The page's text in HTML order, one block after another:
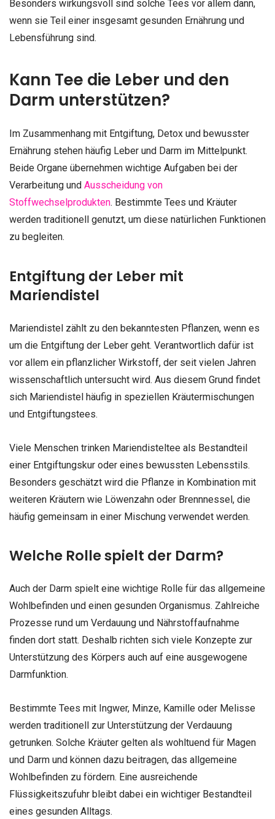
Besonders wirkungsvoll sind solche Tees vor allem dann,
wenn sie Teil einer insgesamt gesunden Ernährung und
Lebensführung sind.
Kann Tee die Leber und den
Darm unterstützen?
Im Zusammenhang mit Entgiftung, Detox und bewusster
Ernährung stehen häufig Leber und Darm im Mittelpunkt.
Beide Organe übernehmen wichtige Aufgaben bei der
Verarbeitung und Ausscheidung von
Stoffwechselprodukten. Bestimmte Tees und Kräuter
werden traditionell genutzt, um diese natürlichen Funktionen
zu begleiten.
Entgiftung der Leber mit
Mariendistel
Mariendistel zählt zu den bekanntesten Pflanzen, wenn es
um die Entgiftung der Leber geht. Verantwortlich dafür ist
vor allem ein pflanzlicher Wirkstoff, der seit vielen Jahren
wissenschaftlich untersucht wird. Aus diesem Grund findet
sich Mariendistel häufig in speziellen Kräutermischungen
und Entgiftungstees.
Viele Menschen trinken Mariendisteltee als Bestandteil
einer Entgiftungskur oder eines bewussten Lebensstils.
Besonders geschätzt wird die Pflanze in Kombination mit
weiteren Kräutern wie Löwenzahn oder Brennnessel, die
häufig gemeinsam in einer Mischung verwendet werden.
Welche Rolle spielt der Darm?
Auch der Darm spielt eine wichtige Rolle für das allgemeine
Wohlbefinden und einen gesunden Organismus. Zahlreiche
Prozesse rund um Verdauung und Nährstoffaufnahme
finden dort statt. Deshalb richten sich viele Konzepte zur
Unterstützung des Körpers auch auf eine ausgewogene
Darmfunktion.
Bestimmte Tees mit Ingwer, Minze, Kamille oder Melisse
werden traditionell zur Unterstützung der Verdauung
getrunken. Solche Kräuter gelten als wohltuend für Magen
und Darm und können dazu beitragen, das allgemeine
Wohlbefinden zu fördern. Eine ausreichende
Flüssigkeitszufuhr bleibt dabei ein wichtiger Bestandteil
eines gesunden Alltags.